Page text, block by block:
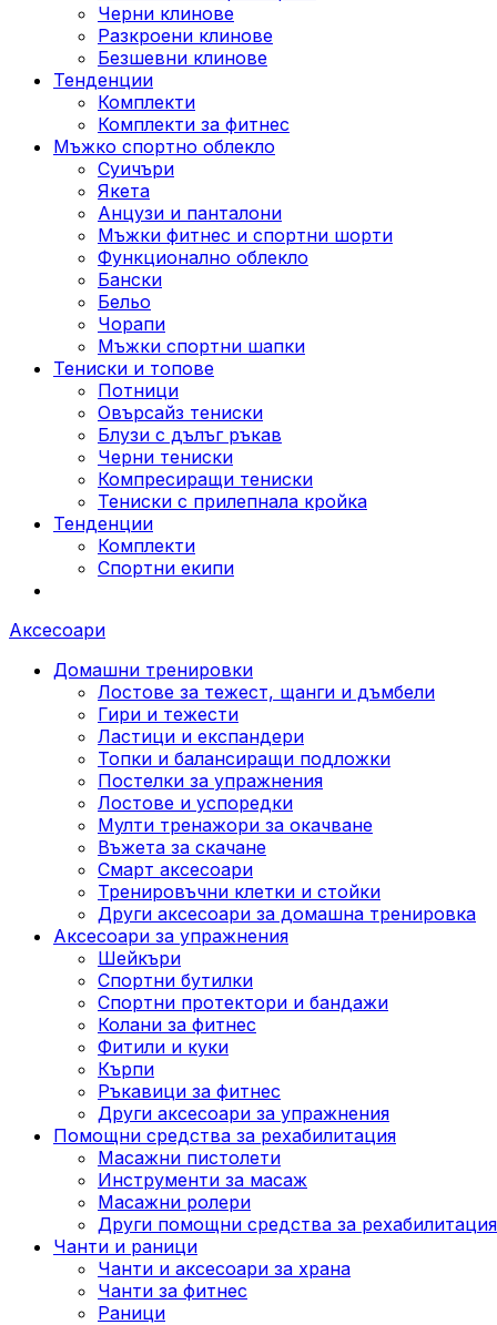
Черни клинове
Разкроени клинове
Безшевни клинове
Тенденции
Комплекти
Комплекти за фитнес
Мъжко спортно облекло
Суичъри
Якета
Aнцузи и панталони
Mъжки фитнес и спортни шорти
Функционално облекло
Бански
Бельо
Чорапи
Mъжки спортни шапки
Тениски и топове
Потници
Овърсайз тениски
Блузи с дълъг ръкав
Черни тениски
Компресиращи тениски
Тениски с прилепнала кройка
Тенденции
Комплекти
Спортни екипи
Аксесоари
Домашни тренировки
Лостове за тежест, щанги и дъмбели
Гири и тежести
Ластици и експандери
Топки и балансиращи подложки
Постелки за упражнения
Лостове и успоредки
Мулти тренажори за окачване
Въжета за скачане
Смарт аксесоари
Тренировъчни клетки и стойки
Други аксесоари за домашна тренировка
Аксесоари за упражнения
Шейкъри
Спортни бутилки
Спортни протектори и бандажи
Колани за фитнес
Фитили и куки
Кърпи
Ръкавици за фитнес
Други аксесоари за упражнения
Помощни средства за рехабилитация
Масажни пистолети
Инструменти за масаж
Масажни ролери
Други помощни средства за рехабилитация
Чанти и раници
Чанти и аксесоари за храна
Чанти за фитнес
Раници